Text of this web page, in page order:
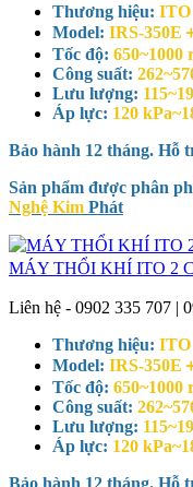
Thương hiệu: ITO
Model: IRS-350E
Tốc độ: 650~1000
Công suất:
Lưu lượng:
Áp lực: 120
Bảo hành 12 tháng. Hỗ
Sản phẩm được phân
Nghệ Kim Phát
MÁY THỔI KHÍ ITO 2
Liên hệ - 0902 335 707 |
Thương hiệu: ITO
Model: IRS-350E
Tốc độ: 650~1000
Công suất:
Lưu lượng:
Áp lực: 120
Bảo hành 12 tháng. Hỗ